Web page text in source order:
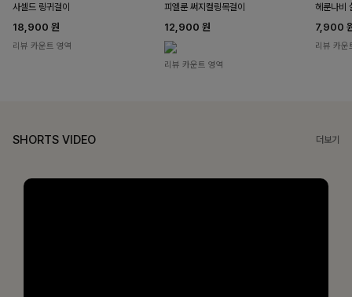
사셀드 링귀걸이
18,900 원
리뷰 카운트 영역
피엘룬 써지컬링목걸이
12,900 원
리뷰 카운트 영역
헤룬나비
7,900
리뷰 카운
SHORTS VIDEO 더보기